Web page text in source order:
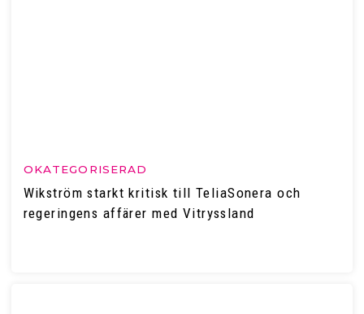
OKATEGORISERAD
Wikström starkt kritisk till TeliaSonera och
regeringens affärer med Vitryssland